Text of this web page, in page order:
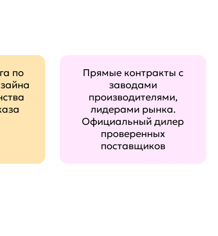
по
Прямые контракты с
заводами
производителями,
лидерами рынка.
Официальный дилер
проверенных
поставщиков